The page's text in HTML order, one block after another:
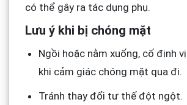
có thể gây ra tác dụng phụ.
Lưu ý khi bị chóng mặt
Ngồi hoặc nằm xuống, cố định
khi cảm giác chóng mặt qua đi.
Tránh thay đổi tư thế đột ngột.